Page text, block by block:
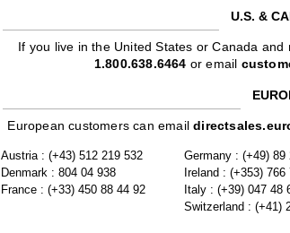
U.S. &
If you live in the United States or Canada
1.800.638.6464 or email
European customers can email
Austria : (+43) 512 219 532
Denmark : 804 04 938
France : (+33) 450 88 44 92
Germany : (+49) 89
Ireland : (+353) 766
Italy : (+39) 047 48
Switzerland : (+41)